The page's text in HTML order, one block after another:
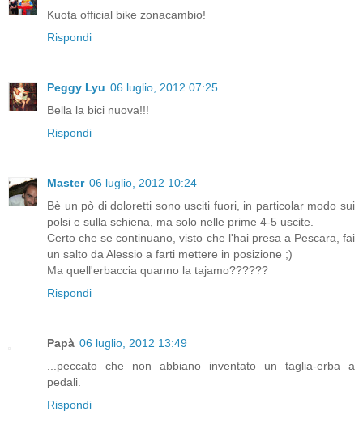
Kuota official bike zonacambio!
Rispondi
Peggy Lyu 06 luglio, 2012 07:25
Bella la bici nuova!!!
Rispondi
Master 06 luglio, 2012 10:24
Bè un pò di doloretti sono usciti fuori, in particolar modo sui
polsi e sulla schiena, ma solo nelle prime 4-5 uscite.
Certo che se continuano, visto che l'hai presa a Pescara, fai
un salto da Alessio a farti mettere in posizione ;)
Ma quell'erbaccia quanno la tajamo??????
Rispondi
Papà 06 luglio, 2012 13:49
...peccato che non abbiano inventato un taglia-erba a
pedali.
Rispondi